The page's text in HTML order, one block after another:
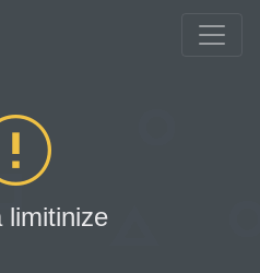
limitinize